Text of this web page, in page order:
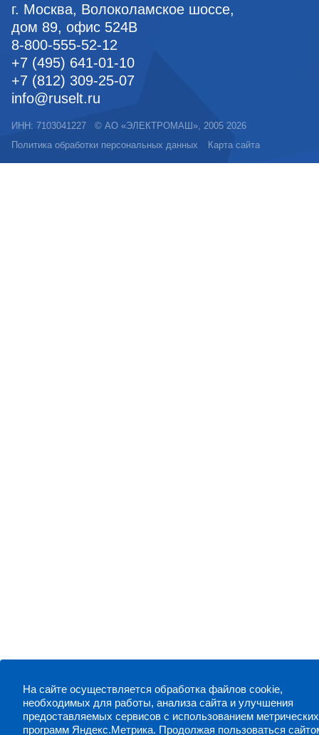
г. Москва, Волоколамское шоссе,
дом 89, офис 524В
8-800-555-52-12
+7 (495) 641-01-10
+7 (812) 309-25-07
info@ruselt.ru
ИНН: 7103041227 © АО «ЭЛЕКТРОМАШ» , 2005 2026
Политика обработки персональных данных
Карта сайта
На сайте осуществляется обработка файлов cookie,
необходимых для работы, анализа сайта и улучшения
предоставляемых сервисов с использованием метрических
программ Яндекс.Метрика. Продолжая пользоваться